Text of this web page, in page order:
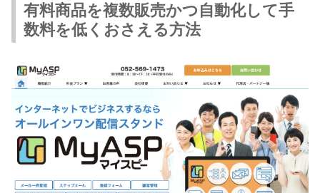
有料商品を複数販売かつ自動化して手
数料を低くおさえる方法